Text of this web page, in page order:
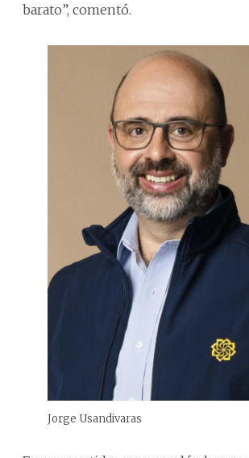
barato”, comentó.
Jorge Usandivaras